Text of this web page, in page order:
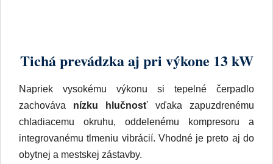
Tichá prevádzka aj pri výkone 13 kW
Napriek vysokému výkonu si tepelné čerpadlo
zachováva nízku hlučnosť vďaka zapuzdrenému
chladiacemu okruhu, oddelenému kompresoru a
integrovanému tlmeniu vibrácií. Vhodné je preto aj do
obytnej a mestskej zástavby.